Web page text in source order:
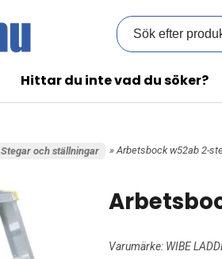
Hittar du inte vad du söker?
Stegar och ställningar » Arbetsbock w52ab 2-
Varumärke: WIBE